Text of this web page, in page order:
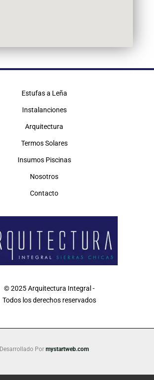
Estufas a Leña
Instalanciones
Arquitectura
Termos Solares
Insumos Piscinas
Nosotros
Contacto
© 2025 Arquitectura Integral -
Todos los derechos reservados
Desarrollado Por mystartweb.com